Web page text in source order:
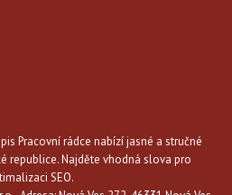
Pracovní rádce nabízí jasné a stručné
republice. Najděte vhodná slova pro
SEO.